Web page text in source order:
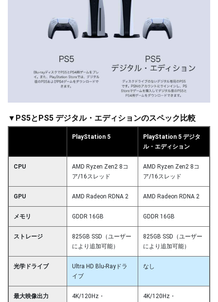
▼PS5とPS5 デジタル・エディションのスペック比較
PlayStation 5
PlayStation 5 デジタ
ル・エディション
CPU
AMD Ryzen Zen2 8コ
ア/16スレッド
AMD Ryzen Zen2 8コ
ア/16スレッド
GPU AMD Radeon RDNA 2 AMD Radeon RDNA 2
メモリ GDDR 16GB GDDR 16GB
ストレージ
825GB SSD（ユーザー
により追加可能）
825GB SSD（ユーザー
により追加可能）
光学ドライブ
Ultra HD Blu-Rayドラ
イブ
なし
最大映像出力 4K/120Hz・ 4K/120Hz・